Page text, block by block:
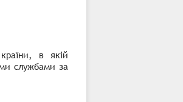
в якій
службами за